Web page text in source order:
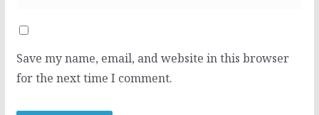
Save my name, email, and website in this browser
for the next time I comment.